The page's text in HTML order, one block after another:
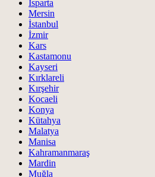
Isparta
Mersin
İstanbul
İzmir
Kars
Kastamonu
Kayseri
Kırklareli
Kırşehir
Kocaeli
Konya
Kütahya
Malatya
Manisa
Kahramanmaraş
Mardin
Muğla